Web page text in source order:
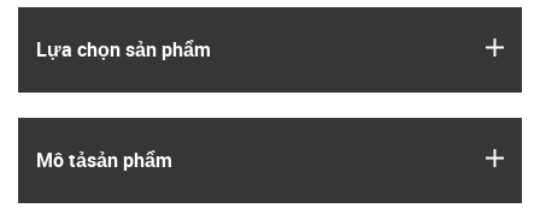
Lựa chọn sản phẩm
Mô tả­sản phẩm